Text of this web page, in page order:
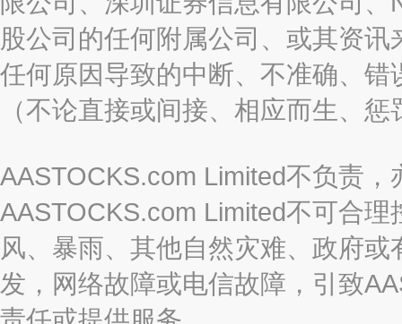
股公司的任何附属公司、或其资
任何原因导致的中断、不准确、
（不论直接或间接、相应而生、
AASTOCKS.com Limited不负责
AASTOCKS.com Limited不可合
风、暴雨、其他自然灾难、政府
发，网络故障或电信故障，引致